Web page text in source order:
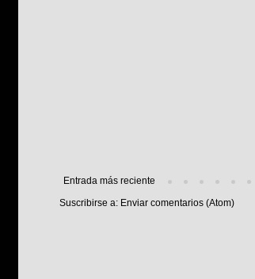
Entrada más reciente
Suscribirse a: Enviar comentarios (Atom)